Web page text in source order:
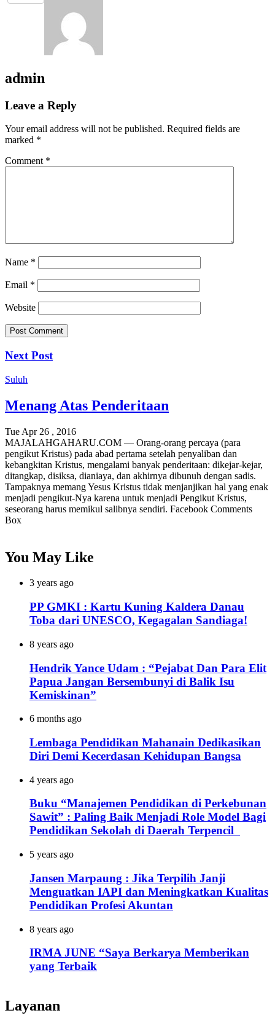
admin
Leave a Reply
Your email address will not be published. Required fields are
marked *
Comment *
Name *
Email *
Website
Next Post
Suluh
Menang Atas Penderitaan
Tue Apr 26 , 2016
MAJALAHGAHARU.COM — Orang-orang percaya (para
pengikut Kristus) pada abad pertama setelah penyaliban dan
kebangkitan Kristus, mengalami banyak penderitaan: dikejar-kejar,
ditangkap, disiksa, dianiaya, dan akhirnya dibunuh dengan sadis.
Tampaknya memang Yesus Kristus tidak menjanjikan hal yang enak
menjadi pengikut-Nya karena untuk menjadi Pengikut Kristus,
seseorang harus memikul salibnya sendiri. Facebook Comments
Box
You May Like
3 years ago
PP GMKI : Kartu Kuning Kaldera Danau
Toba dari UNESCO, Kegagalan Sandiaga!
8 years ago
Hendrik Yance Udam : “Pejabat Dan Para Elit
Papua Jangan Bersembunyi di Balik Isu
Kemiskinan”
6 months ago
Lembaga Pendidikan Mahanain Dedikasikan
Diri Demi Kecerdasan Kehidupan Bangsa
4 years ago
Buku “Manajemen Pendidikan di Perkebunan
Sawit” : Paling Baik Menjadi Role Model Bagi
Pendidikan Sekolah di Daerah Terpencil
5 years ago
Jansen Marpaung : Jika Terpilih Janji
Menguatkan IAPI dan Meningkatkan Kualitas
Pendidikan Profesi Akuntan
8 years ago
IRMA JUNE “Saya Berkarya Memberikan
yang Terbaik
Layanan